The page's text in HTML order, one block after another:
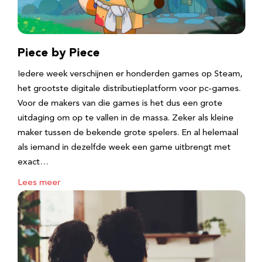
Piece by Piece
Iedere week verschijnen er honderden games op Steam,
het grootste digitale distributieplatform voor pc-games.
Voor de makers van die games is het dus een grote
uitdaging om op te vallen in de massa. Zeker als kleine
maker tussen de bekende grote spelers. En al helemaal
als iemand in dezelfde week een game uitbrengt met
exact…
Lees meer